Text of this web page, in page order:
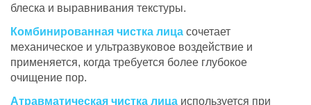
блеска и выравнивания текстуры.
Комбинированная чистка лица сочетает
механическое и ультразвуковое воздействие и
применяется, когда требуется более глубокое
очищение пор.
Атравматическая чистка лица используется при